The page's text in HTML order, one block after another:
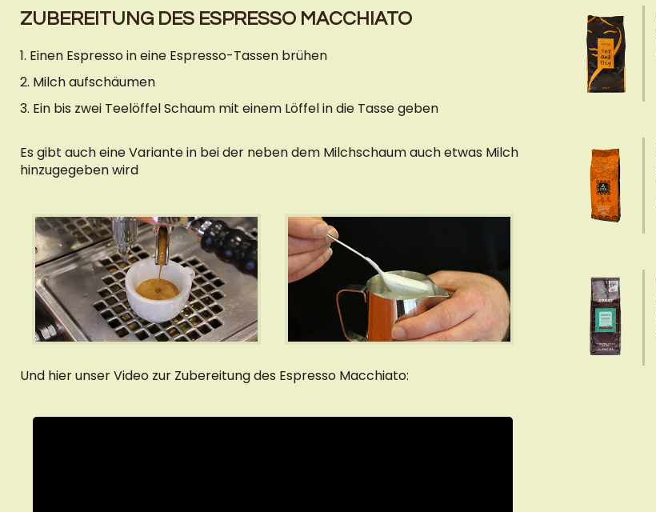
ZUBEREITUNG DES ESPRESSO MACCHIATO
1. Einen Espresso in eine Espresso-Tassen brühen
2. Milch aufschäumen
3. Ein bis zwei Teelöffel Schaum mit einem Löffel in die Tasse geben
Es gibt auch eine Variante in bei der neben dem Milchschaum auch etwas Milch
hinzugegeben wird
Und hier unser Video zur Zubereitung des Espresso Macchiato: